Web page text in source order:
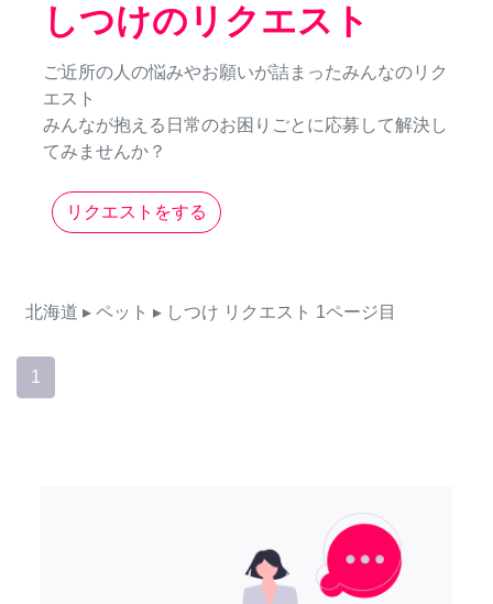
しつけのリクエスト
ご近所の人の悩みやお願いが詰まったみんなのリク
エスト
みんなが抱える日常のお困りごとに応募して解決し
てみませんか？
リクエストをする
北海道 ▸ ペット ▸ しつけ リクエスト 1ページ目
1